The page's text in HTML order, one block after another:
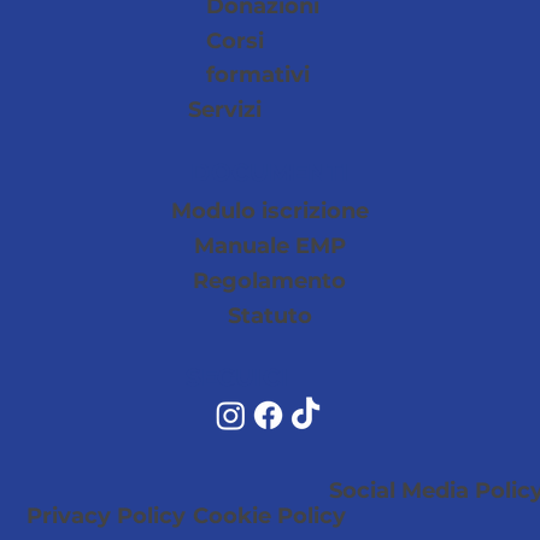
Progeo festeggia 30 anni e dona un
mezzo alla Croce Blu
Corsi
formativi
Donazioni
Servizi
Modulo iscrizione
Manuale EMP
Regolamento
Statuto
Privacy Policy Cookie Policy
Social Media